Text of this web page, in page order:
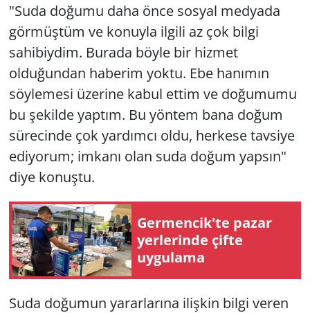
"Suda doğumu daha önce sosyal medyada
görmüştüm ve konuyla ilgili az çok bilgi
sahibiydim. Burada böyle bir hizmet
olduğundan haberim yoktu. Ebe hanımın
söylemesi üzerine kabul ettim ve doğumumu
bu şekilde yaptım. Bu yöntem bana doğum
sürecinde çok yardımcı oldu, herkese tavsiye
ediyorum; imkanı olan suda doğum yapsın"
diye konuştu.
Germencik'te pazar
yerlerinde çifte
uygulama
Suda doğumun yararlarına ilişkin bilgi veren